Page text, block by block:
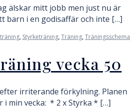
älskar mitt jobb men just nu är
barn i en godisaffär och inte […]
, Styrketräning,Träning,Träningsschema
vecka 50
irriterande förkylning. Planen
i min vecka: * 2 x Styrka * […]